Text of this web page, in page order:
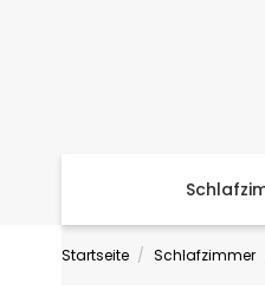
Startseite Schlafzimmer